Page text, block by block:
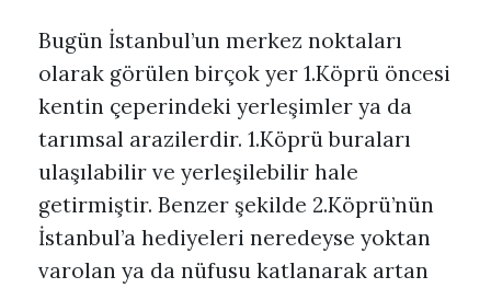
Bugün İstanbul’un merkez noktaları
olarak görülen birçok yer 1.Köprü öncesi
kentin çeperindeki yerleşimler ya da
tarımsal arazilerdir. 1.Köprü buraları
ulaşılabilir ve yerleşilebilir hale
getirmiştir. Benzer şekilde 2.Köprü’nün
İstanbul’a hediyeleri neredeyse yoktan
varolan ya da nüfusu katlanarak artan